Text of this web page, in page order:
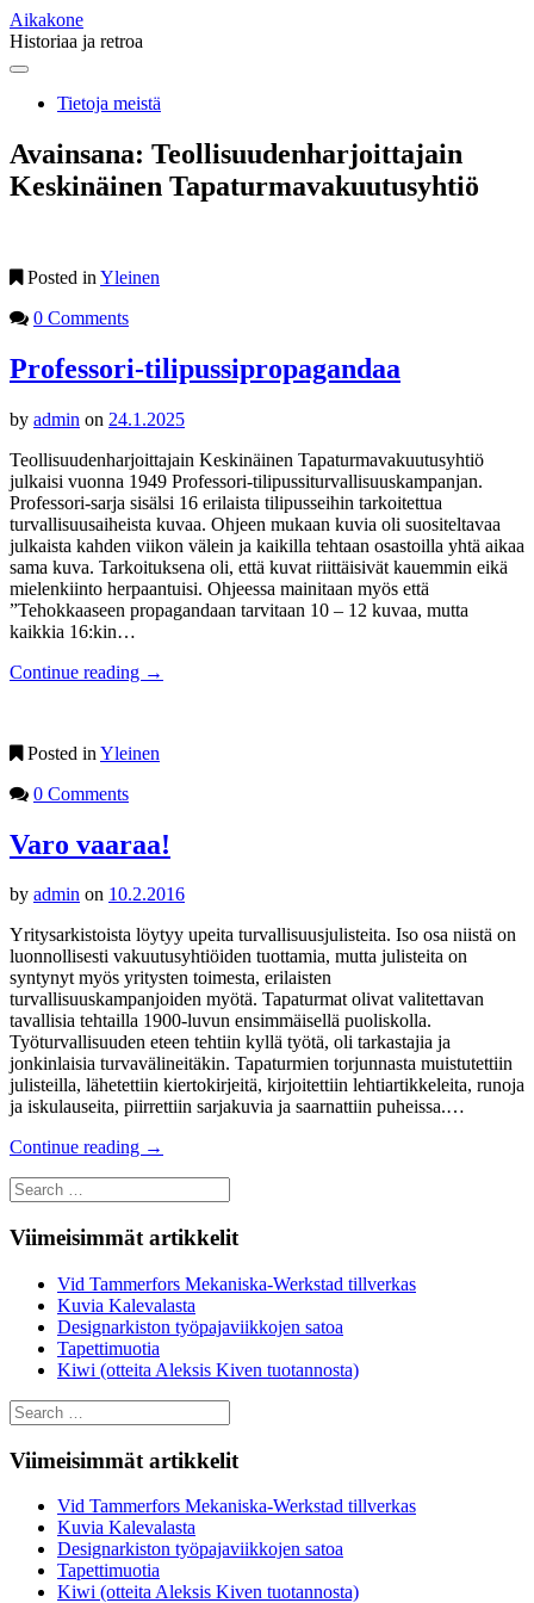
Aikakone
Historiaa ja retroa
Main
Skip
contentTietoja meistä
Avainsana: Teollisuudenharjoittajain
Keskinäinen Tapaturmavakuutusyhtiö
Posted in Yleinen
0 Comments
Professori-tilipussipropagandaa
by admin on 24.1.2025
Teollisuudenharjoittajain Keskinäinen Tapaturmavakuutusyhtiö
julkaisi vuonna 1949 Professori-tilipussiturvallisuuskampanjan.
Professori-sarja sisälsi 16 erilaista tilipusseihin tarkoitettua
turvallisuusaiheista kuvaa. Ohjeen mukaan kuvia oli suositeltavaa
julkaista kahden viikon välein ja kaikilla tehtaan osastoilla yhtä aikaa
sama kuva. Tarkoituksena oli, että kuvat riittäisivät kauemmin eikä
mielenkiinto herpaantuisi. Ohjeessa mainitaan myös että
”Tehokkaaseen propagandaan tarvitaan 10 – 12 kuvaa, mutta
kaikkia 16:kin…
Continue reading →
Posted in Yleinen
0 Comments
Varo vaaraa!
by admin on 10.2.2016
Yritysarkistoista löytyy upeita turvallisuusjulisteita. Iso osa niistä on
luonnollisesti vakuutusyhtiöiden tuottamia, mutta julisteita on
syntynyt myös yritysten toimesta, erilaisten
turvallisuuskampanjoiden myötä. Tapaturmat olivat valitettavan
tavallisia tehtailla 1900-luvun ensimmäisellä puoliskolla.
Työturvallisuuden eteen tehtiin kyllä työtä, oli tarkastajia ja
jonkinlaisia turvavälineitäkin. Tapaturmien torjunnasta muistutettiin
julisteilla, lähetettiin kiertokirjeitä, kirjoitettiin lehtiartikkeleita, runoja
ja iskulauseita, piirrettiin sarjakuvia ja saarnattiin puheissa.…
Continue reading →
Search
for:
Viimeisimmät artikkelit
Vid Tammerfors Mekaniska-Werkstad tillverkas
Kuvia Kalevalasta
Designarkiston työpajaviikkojen satoa
Tapettimuotia
Kiwi (otteita Aleksis Kiven tuotannosta)
Search
for:
Viimeisimmät artikkelit
Vid Tammerfors Mekaniska-Werkstad tillverkas
Kuvia Kalevalasta
Designarkiston työpajaviikkojen satoa
Tapettimuotia
Kiwi (otteita Aleksis Kiven tuotannosta)